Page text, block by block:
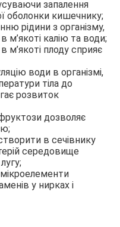
запалення
оболонки кишечнику;
рідини з організму,
м’якоті калію та води;
в м’якоті плоду сприяє
води в організмі,
тіла до
розвиток
дозволяє
в сечівнику
середовище
мікроелементи
у нирках і